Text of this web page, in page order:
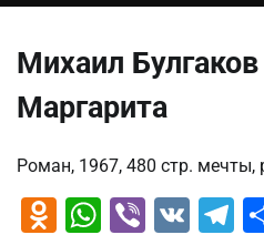
Михаил
Маргарита
Роман, 1967, 480 стр.
WhatsApp
Viber
VK